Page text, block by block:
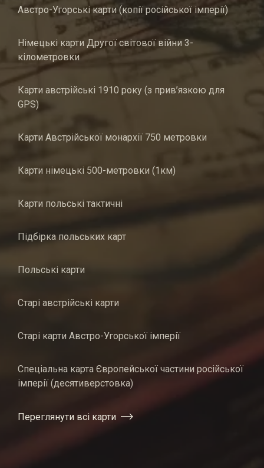
Австро-Угорські карти (копії російської імперії)
Німецькі карти Другої світової війни 3-
кілометровки
Карти австрійські 1910 року (з прив’язкою для
GPS)
Карти Австрійської монархії 750 метровки
Карти німецькі 500-метровки (1км)
Карти польські тактичні
Підбірка польських карт
Польські карти
Старі австрійські карти
Старі карти Австро-Угорської імперії
Спеціальна карта Європейської частини російської
імперії (десятиверстовка)
Переглянути всі карти